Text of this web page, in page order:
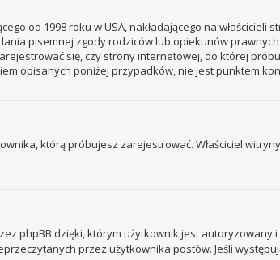
od 1998 roku w USA, nakładającego na
pisemnej zgody rodziców lub opiekunów
się, czy strony internetowej, do której
opisanych poniżej przypadków, nie jest punktem
którą próbujesz zarejestrować. Właściciel
phpBB dzięki, którym użytkownik jest autoryzowany
przez użytkownika postów. Jeśli